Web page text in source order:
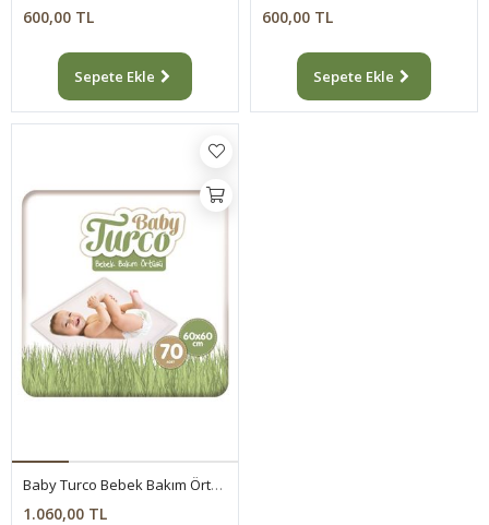
600,00 TL
Sepete Ekle
600,00 TL
Sepete Ekle
Baby Turco Bebek Bakım Örtüsü 60x60 Cm 7x10 70 Adet
1.060,00 TL